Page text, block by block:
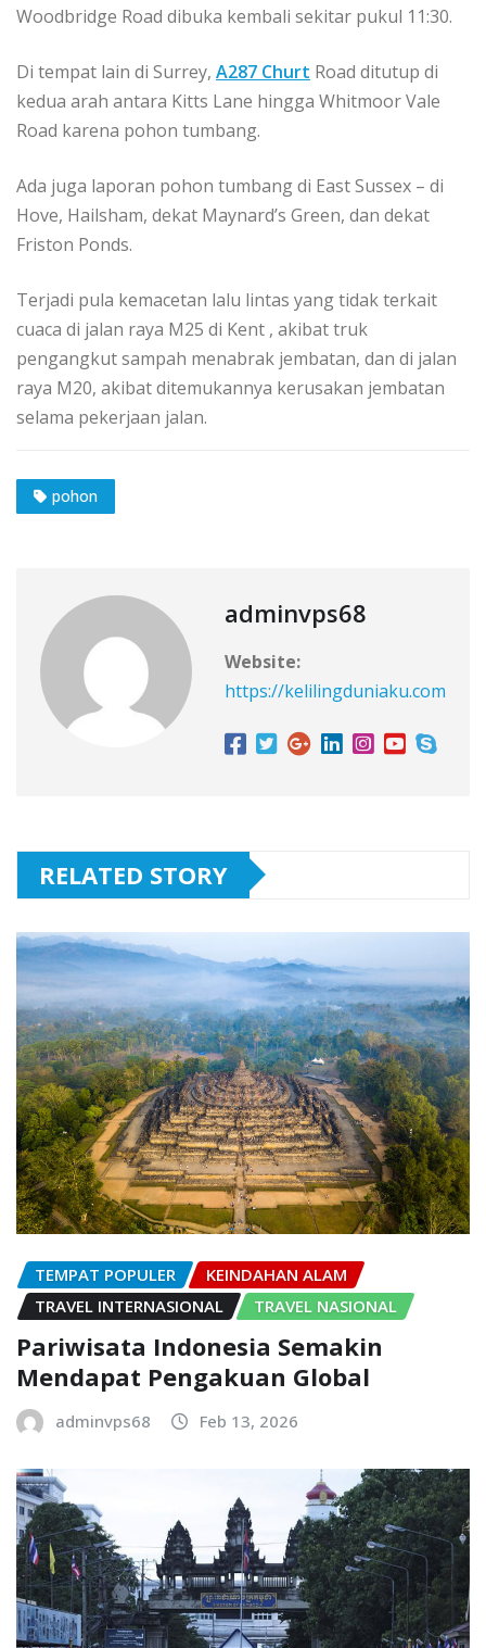
Woodbridge Road dibuka kembali sekitar pukul 11:30.
Di tempat lain di Surrey, A287 Churt Road ditutup di
kedua arah antara Kitts Lane hingga Whitmoor Vale
Road karena pohon tumbang.
Ada juga laporan pohon tumbang di East Sussex – di
Hove, Hailsham, dekat Maynard’s Green, dan dekat
Friston Ponds.
Terjadi pula kemacetan lalu lintas yang tidak terkait
cuaca di jalan raya M25 di Kent , akibat truk
pengangkut sampah menabrak jembatan, dan di jalan
raya M20, akibat ditemukannya kerusakan jembatan
selama pekerjaan jalan.
pohon
adminvps68
Website:
https://kelilingduniaku.com
RELATED STORY
TEMPAT POPULER
KEINDAHAN ALAM
TRAVEL INTERNASIONAL
TRAVEL NASIONAL
Pariwisata Indonesia Semakin
Mendapat Pengakuan Global
adminvps68 Feb 13, 2026